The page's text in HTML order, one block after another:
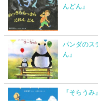
んどん』
パンダのス
ん』
『そらう